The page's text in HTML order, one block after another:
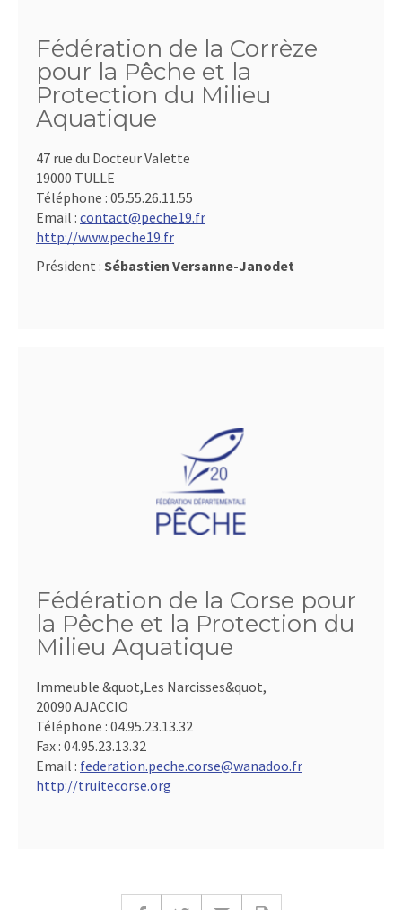
Fédération de la Corrèze
pour la Pêche et la
Protection du Milieu
Aquatique
47 rue du Docteur Valette
19000 TULLE
Téléphone : 05.55.26.11.55
Email : contact@peche19.fr
http://www.peche19.fr
Président : Sébastien Versanne-Janodet
Fédération de la Corse pour
la Pêche et la Protection du
Milieu Aquatique
Immeuble &quot,Les Narcisses&quot,
20090 AJACCIO
Téléphone : 04.95.23.13.32
Fax : 04.95.23.13.32
Email : federation.peche.corse@wanadoo.fr
http://truitecorse.org